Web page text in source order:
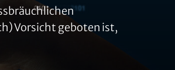
Vorsicht geboten ist,